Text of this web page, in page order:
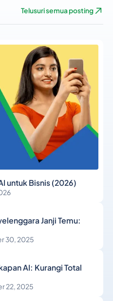
Telusuri semua posting
untuk Bisnis (2026)
Janji Temu:
30, 2025
AI: Kurangi Total
22, 2025